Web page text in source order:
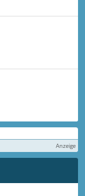
Anzeige